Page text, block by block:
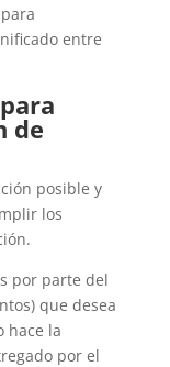
entre
de
posible y
los
por parte del
que desea
hace la
por el